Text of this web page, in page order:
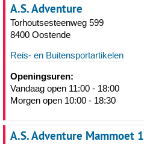
A.S. Adventure
Torhoutsesteenweg 599
8400 Oostende
Reis- en Buitensportartikelen
Openingsuren:
Vandaag open 11:00 - 18:00
Morgen open 10:00 - 18:30
A.S. Adventure Mammoet 1